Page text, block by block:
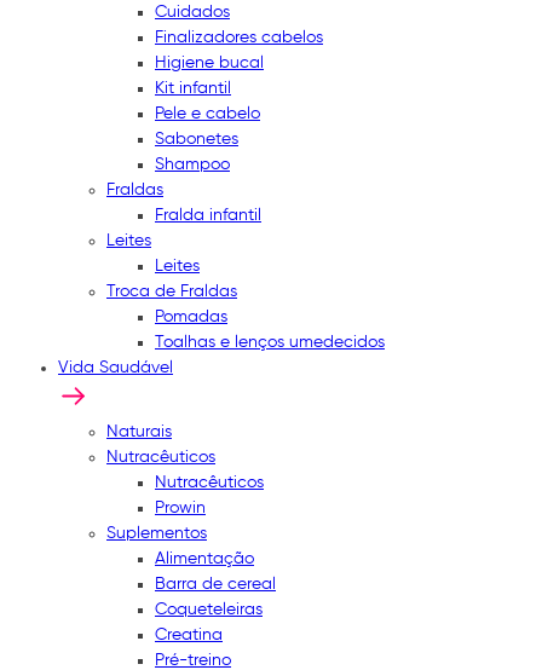
Cuidados
Finalizadores cabelos
Higiene bucal
Kit infantil
Pele e cabelo
Sabonetes
Shampoo
Fraldas
Fralda infantil
Leites
Leites
Troca de Fraldas
Pomadas
Toalhas e lenços umedecidos
Vida Saudável
Naturais
Nutracêuticos
Nutracêuticos
Prowin
Suplementos
Alimentação
Barra de cereal
Coqueteleiras
Creatina
Pré-treino